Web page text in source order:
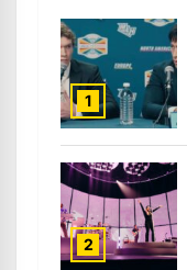
1
2